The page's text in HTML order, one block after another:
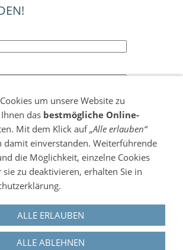
- Das Portal rund um Auto
um unsere Website zu
das bestmögliche Online-
Mit dem Klick auf„Alle erlauben“
damit einverstanden. Weiterführende
die Möglichkeit, einzelne Cookies
sie zu deaktivieren, erhalten Sie in
ALLE ERLAUBEN
ALLE ABLEHNEN